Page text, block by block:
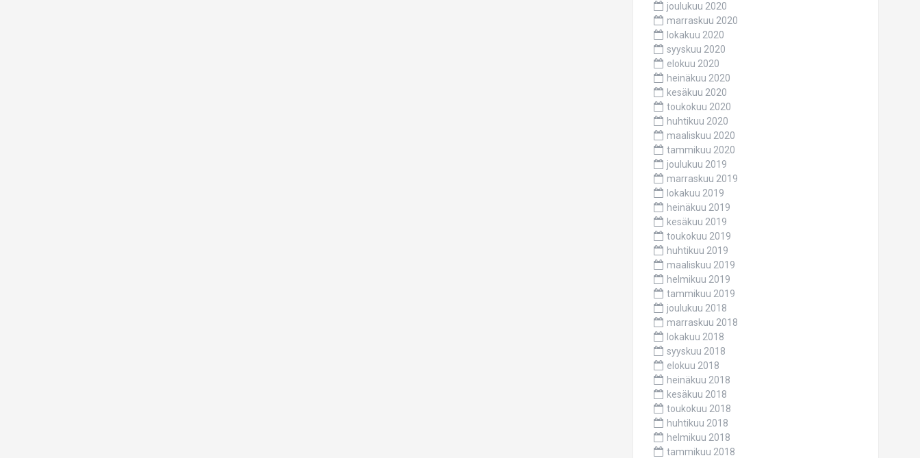
joulukuu 2020
marraskuu 2020
lokakuu 2020
syyskuu 2020
elokuu 2020
heinäkuu 2020
kesäkuu 2020
toukokuu 2020
huhtikuu 2020
maaliskuu 2020
tammikuu 2020
joulukuu 2019
marraskuu 2019
lokakuu 2019
heinäkuu 2019
kesäkuu 2019
toukokuu 2019
huhtikuu 2019
maaliskuu 2019
helmikuu 2019
tammikuu 2019
joulukuu 2018
marraskuu 2018
lokakuu 2018
syyskuu 2018
elokuu 2018
heinäkuu 2018
kesäkuu 2018
toukokuu 2018
huhtikuu 2018
helmikuu 2018
tammikuu 2018